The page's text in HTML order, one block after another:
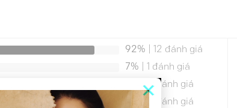
×
92% | 12 đánh giá
7% | 1 đánh giá
| 0 đánh giá
| 0 đánh giá